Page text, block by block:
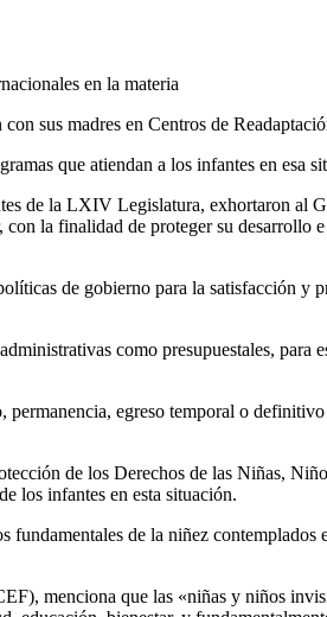
en la materia
sus madres en Centros de
que atiendan a los infantes en esa
de la LXIV Legislatura, exhortaron al
la finalidad de proteger su desarrollo
de gobierno para la satisfacción y
como presupuestales, para
egreso temporal o
de los Derechos de las Niñas,
los infantes en esta situación.
fundamentales de la niñez
menciona que las «niñas y niños